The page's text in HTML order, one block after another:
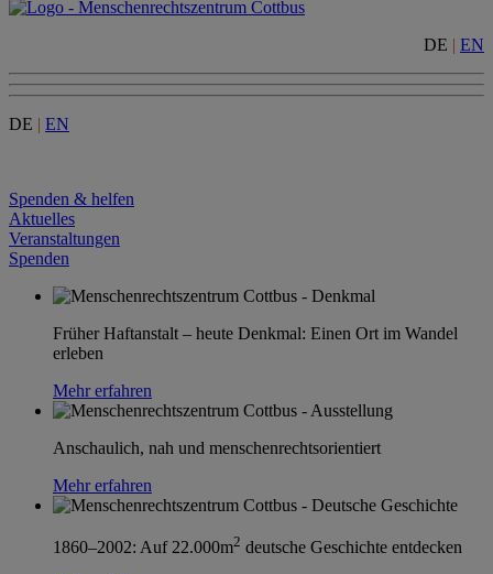
DE | EN
DE | EN
Spenden & helfen
Aktuelles
Veranstaltungen
Spenden
Früher Haftanstalt – heute Denkmal: Einen Ort im Wandel
erleben
Mehr erfahren
Anschaulich, nah und menschenrechtsorientiert
Mehr erfahren
1860–2002: Auf 22.000m2 deutsche Geschichte entdecken